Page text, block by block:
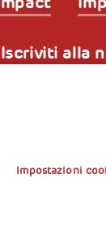
Iscriviti alla
Impostazioni